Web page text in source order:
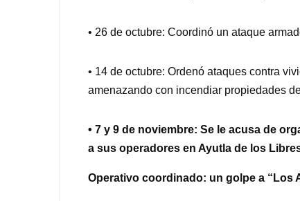
• 26 de octubre: Coordinó un ataque
• 14 de octubre: Ordenó ataques contra
amenazando con incendiar propiedades
• 7 y 9 de noviembre: Se le acusa de
a sus operadores en Ayutla de los
Operativo coordinado: un golpe a “Los